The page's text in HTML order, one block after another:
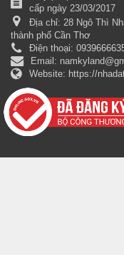
cấp ngày 23/03/2017
Địa chỉ: 28 Ngô Thì
thành phố Cần Thơ
Điện thoại:
Email:
Website: https://